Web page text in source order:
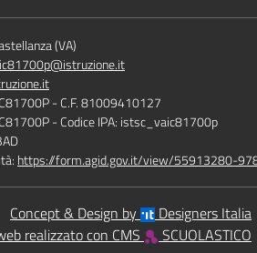
(VA)
- C.F. 81009410127
- Codice IPA: istsc_vaic81700p
https://form.agid.gov.it/view/55913280-
Concept & Design by
Designers Italia
realizzato con CMS
SCUOLASTICO